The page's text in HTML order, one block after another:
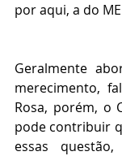
por aqui, a do
Geralmente
merecimento,
Rosa, porém, o
pode contribuir
essas